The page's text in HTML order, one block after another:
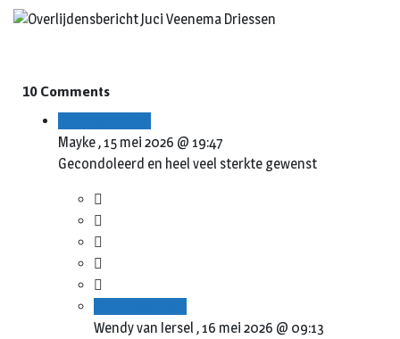
10 Comments
Mayke ,15 mei 2026 @ 19:47
Gecondoleerd en heel veel sterkte gewenst
Wendy van Iersel ,16 mei 2026 @ 09:13